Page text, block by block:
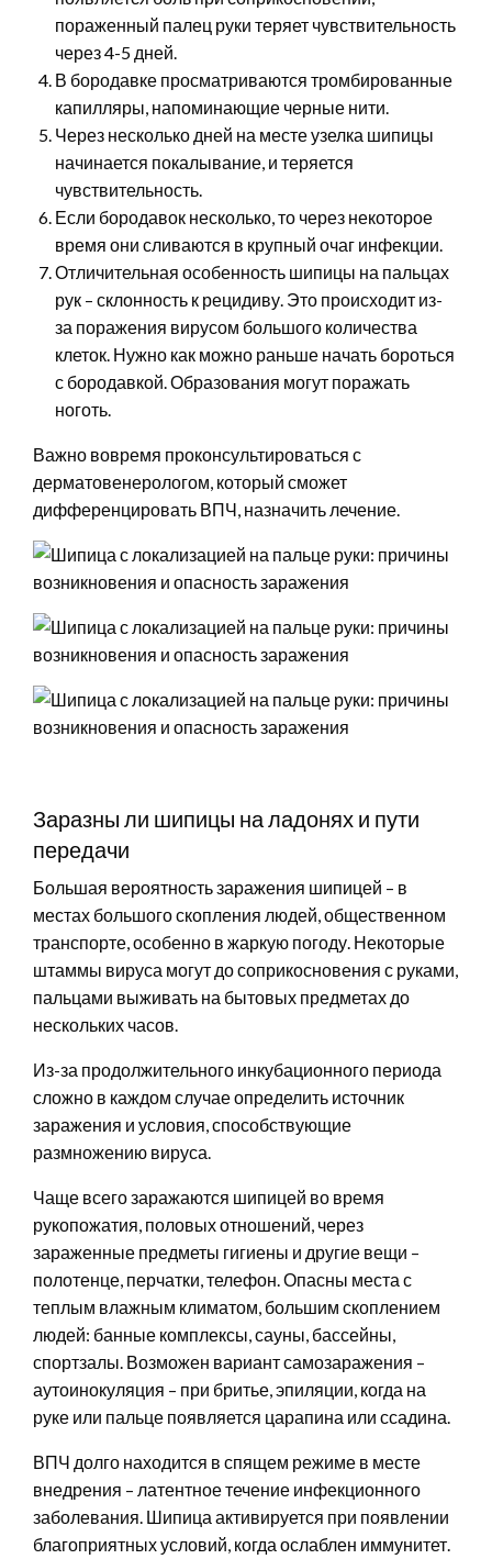
пораженный палец руки теряет чувствительность
через 4-5 дней.
В бородавке просматриваются тромбированные
капилляры, напоминающие черные нити.
Через несколько дней на месте узелка шипицы
начинается покалывание, и теряется
чувствительность.
Если бородавок несколько, то через некоторое
время они сливаются в крупный очаг инфекции.
Отличительная особенность шипицы на пальцах
рук – склонность к рецидиву. Это происходит из-
за поражения вирусом большого количества
клеток. Нужно как можно раньше начать бороться
с бородавкой. Образования могут поражать
ноготь.
Важно вовремя проконсультироваться с
дерматовенерологом, который сможет
дифференцировать ВПЧ, назначить лечение.
Заразны ли шипицы на ладонях и пути
передачи
Большая вероятность заражения шипицей – в
местах большого скопления людей, общественном
транспорте, особенно в жаркую погоду. Некоторые
штаммы вируса могут до соприкосновения с руками,
пальцами выживать на бытовых предметах до
нескольких часов.
Из-за продолжительного инкубационного периода
сложно в каждом случае определить источник
заражения и условия, способствующие
размножению вируса.
Чаще всего заражаются шипицей во время
рукопожатия, половых отношений, через
зараженные предметы гигиены и другие вещи –
полотенце, перчатки, телефон. Опасны места с
теплым влажным климатом, большим скоплением
людей: банные комплексы, сауны, бассейны,
спортзалы. Возможен вариант самозаражения –
аутоинокуляция – при бритье, эпиляции, когда на
руке или пальце появляется царапина или ссадина.
ВПЧ долго находится в спящем режиме в месте
внедрения – латентное течение инфекционного
заболевания. Шипица активируется при появлении
благоприятных условий, когда ослаблен иммунитет.